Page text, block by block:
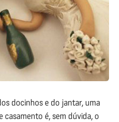
docinhos e do jantar, uma
casamento é, sem dúvida, o